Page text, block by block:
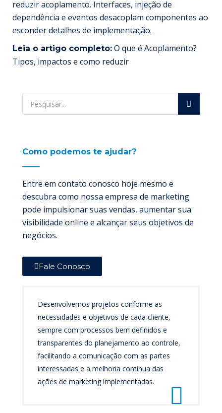
reduzir acoplamento. Interfaces, injeção de
dependência e eventos desacoplam componentes ao
esconder detalhes de implementação.
Leia o artigo completo: O que é Acoplamento?
Tipos, impactos e como reduzir
Como podemos te ajudar?
Entre em contato conosco hoje mesmo e
descubra como nossa empresa de marketing
pode impulsionar suas vendas, aumentar sua
visibilidade online e alcançar seus objetivos de
negócios.
Fale Conosco
Desenvolvemos projetos conforme as
necessidades e objetivos de cada cliente,
sempre com processos bem definidos e
transparentes do planejamento ao controle,
facilitando a comunicação com as partes
interessadas e a melhoria contínua das
ações de marketing implementadas.